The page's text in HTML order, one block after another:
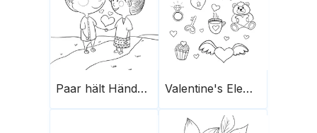
Paar hält Händchen Valentine's Elemente